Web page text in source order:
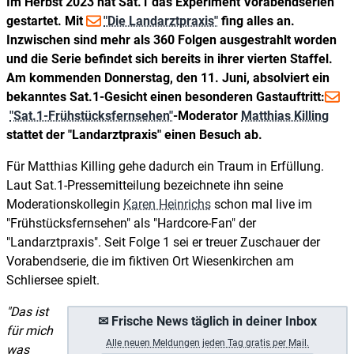
gestartet. Mit
"Die Landarztpraxis" fing alles an.
Inzwischen sind mehr als 360 Folgen ausgestrahlt worden
und die Serie befindet sich bereits in ihrer vierten Staffel.
Am kommenden Donnerstag, den 11. Juni, absolviert ein
bekanntes Sat.1-Gesicht einen besonderen Gastauftritt:
"Sat.1-Frühstücksfernsehen"-Moderator Matthias Killing
stattet der "Landarztpraxis" einen Besuch ab.
Für Matthias Killing gehe dadurch ein Traum in Erfüllung.
Laut Sat.1-Pressemitteilung bezeichnete ihn seine
Moderationskollegin Karen Heinrichs schon mal live im
"Frühstücksfernsehen" als "Hardcore-Fan" der
"Landarztpraxis". Seit Folge 1 sei er treuer Zuschauer der
Vorabendserie, die im fiktiven Ort Wiesenkirchen am
Schliersee spielt.
✉ Frische News täglich in deiner Inbox
Alle neuen Meldungen jeden Tag gratis per Mail.
Das ist
für mich
was